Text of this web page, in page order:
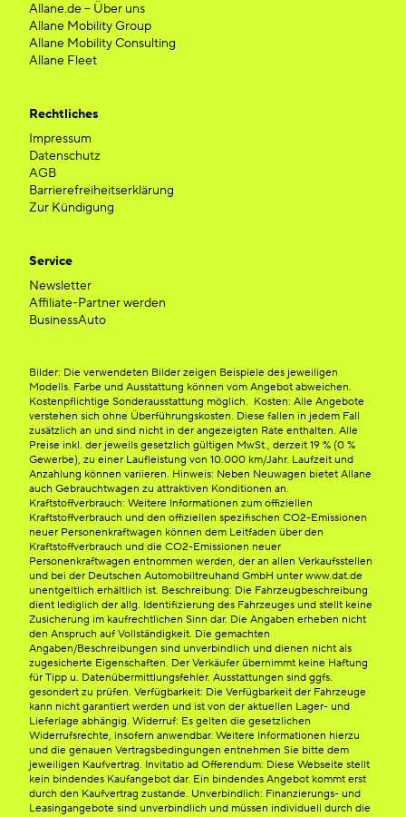
Allane.de – Über uns
Allane Mobility Group
Allane Mobility Consulting
Allane Fleet
Rechtliches
Impressum
Datenschutz
AGB
Barrierefreiheitserklärung
Zur Kündigung
Service
Newsletter
Affiliate-Partner werden
BusinessAuto
Bilder: Die verwendeten Bilder zeigen Beispiele des jeweiligen
Modells. Farbe und Ausstattung können vom Angebot abweichen.
Kostenpflichtige Sonderausstattung möglich. Kosten: Alle Angebote
verstehen sich ohne Überführungskosten. Diese fallen in jedem Fall
zusätzlich an und sind nicht in der angezeigten Rate enthalten. Alle
Preise inkl. der jeweils gesetzlich gültigen MwSt., derzeit 19 % (0 %
Gewerbe), zu einer Laufleistung von 10.000 km/Jahr. Laufzeit und
Anzahlung können variieren. Hinweis: Neben Neuwagen bietet Allane
auch Gebrauchtwagen zu attraktiven Konditionen an.
Kraftstoffverbrauch: Weitere Informationen zum offiziellen
Kraftstoffverbrauch und den offiziellen spezifischen CO2-Emissionen
neuer Personenkraftwagen können dem Leitfaden über den
Kraftstoffverbrauch und die CO2-Emissionen neuer
Personenkraftwagen entnommen werden, der an allen Verkaufsstellen
und bei der Deutschen Automobiltreuhand GmbH unter www.dat.de
unentgeltlich erhältlich ist. Beschreibung: Die Fahrzeugbeschreibung
dient lediglich der allg. Identifizierung des Fahrzeuges und stellt keine
Zusicherung im kaufrechtlichen Sinn dar. Die Angaben erheben nicht
den Anspruch auf Vollständigkeit. Die gemachten
Angaben/Beschreibungen sind unverbindlich und dienen nicht als
zugesicherte Eigenschaften. Der Verkäufer übernimmt keine Haftung
für Tipp u. Datenübermittlungsfehler. Ausstattungen sind ggfs.
gesondert zu prüfen. Verfügbarkeit: Die Verfügbarkeit der Fahrzeuge
kann nicht garantiert werden und ist von der aktuellen Lager- und
Lieferlage abhängig. Widerruf: Es gelten die gesetzlichen
Widerrufsrechte, insofern anwendbar. Weitere Informationen hierzu
und die genauen Vertragsbedingungen entnehmen Sie bitte dem
jeweiligen Kaufvertrag. Invitatio ad Offerendum: Diese Webseite stellt
kein bindendes Kaufangebot dar. Ein bindendes Angebot kommt erst
durch den Kaufvertrag zustande. Unverbindlich: Finanzierungs- und
Leasingangebote sind unverbindlich und müssen individuell durch die